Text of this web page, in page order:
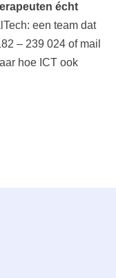
écht
een team dat
– 239 024 of mail
hoe ICT ook